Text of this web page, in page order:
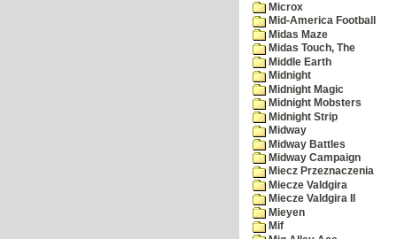
Microx
Mid-America Football
Midas Maze
Midas Touch, The
Middle Earth
Midnight
Midnight Magic
Midnight Mobsters
Midnight Strip
Midway
Midway Battles
Midway Campaign
Miecz Przeznaczenia
Miecze Valdgira
Miecze Valdgira II
Mieyen
Mif